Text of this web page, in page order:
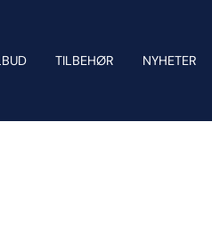
TILBEHØR NYHETER